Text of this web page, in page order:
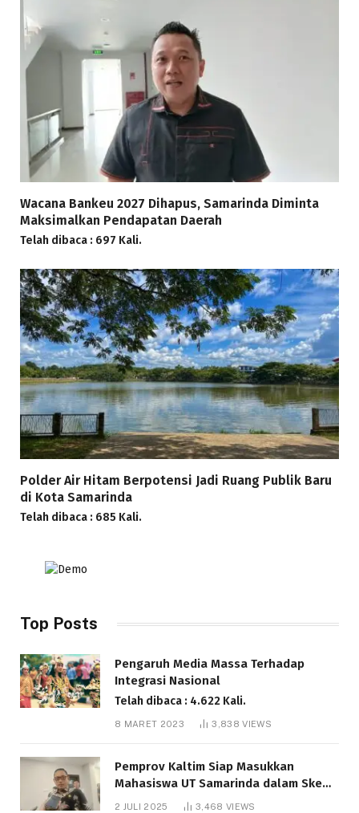
Wacana Bankeu 2027 Dihapus, Samarinda Diminta
Maksimalkan Pendapatan Daerah
Telah dibaca : 697 Kali.
Polder Air Hitam Berpotensi Jadi Ruang Publik Baru
di Kota Samarinda
Telah dibaca : 685 Kali.
Top Posts
Pengaruh Media Massa Terhadap
Integrasi Nasional
Telah dibaca : 4.622 Kali.
8 MARET 2023 3,838VIEWS
Pemprov Kaltim Siap Masukkan
Mahasiswa UT Samarinda dalam Skema
Bantuan Pendidikan Gratispol
2 JULI 2025 3,468 VIEWS